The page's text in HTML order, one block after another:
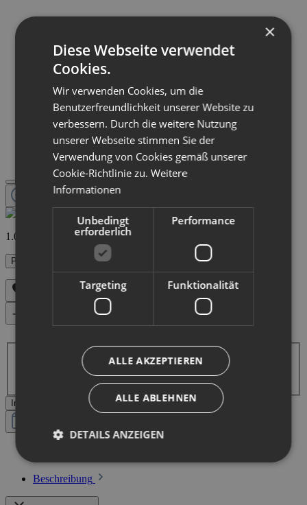
1.096,00 €
Preise inkl. MwSt. zzgl. Versandkosten
In den Warenkorb
Beschreibung
×
Diese Webseite verwendet
Cookies.
Wir verwenden Cookies, um die
Benutzerfreundlichkeit unserer Website zu
verbessern. Durch die weitere Nutzung
unserer Webseite stimmen Sie der
Verwendung von Cookies gemäß unserer
Cookie-Richtlinie zu.Weitere
Informationen
Unbedingt
erforderlich
Performance
Targeting Funktionalität
ALLE AKZEPTIEREN
ALLE ABLEHNEN
DETAILS ANZEIGEN